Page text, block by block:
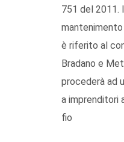
751 del
è riferito al
Bradano e
procederà ad
a imprenditori
fio